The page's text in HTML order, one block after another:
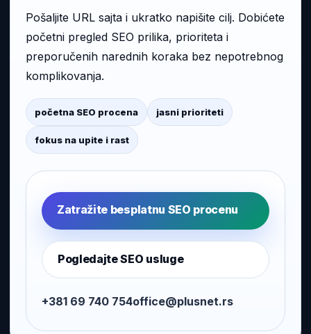
Pošaljite URL sajta i ukratko napišite cilj. Dobićete
početni pregled SEO prilika, prioriteta i
preporučenih narednih koraka bez nepotrebnog
komplikovanja.
početna SEO procena jasni prioriteti
fokus na upite i rast
Zatražite besplatnu SEO procenu
Pogledajte SEO usluge
+381 69 740 754office@plusnet.rs